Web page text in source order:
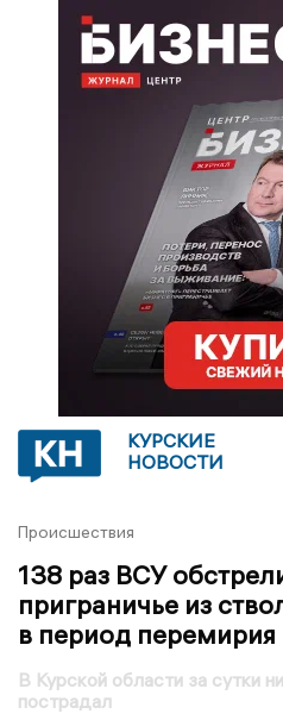
КУРСКИЕ
НОВОСТИ
Происшествия
138 раз ВСУ
приграничье из
в период перемирия
В Курской области за сутки
пострадал